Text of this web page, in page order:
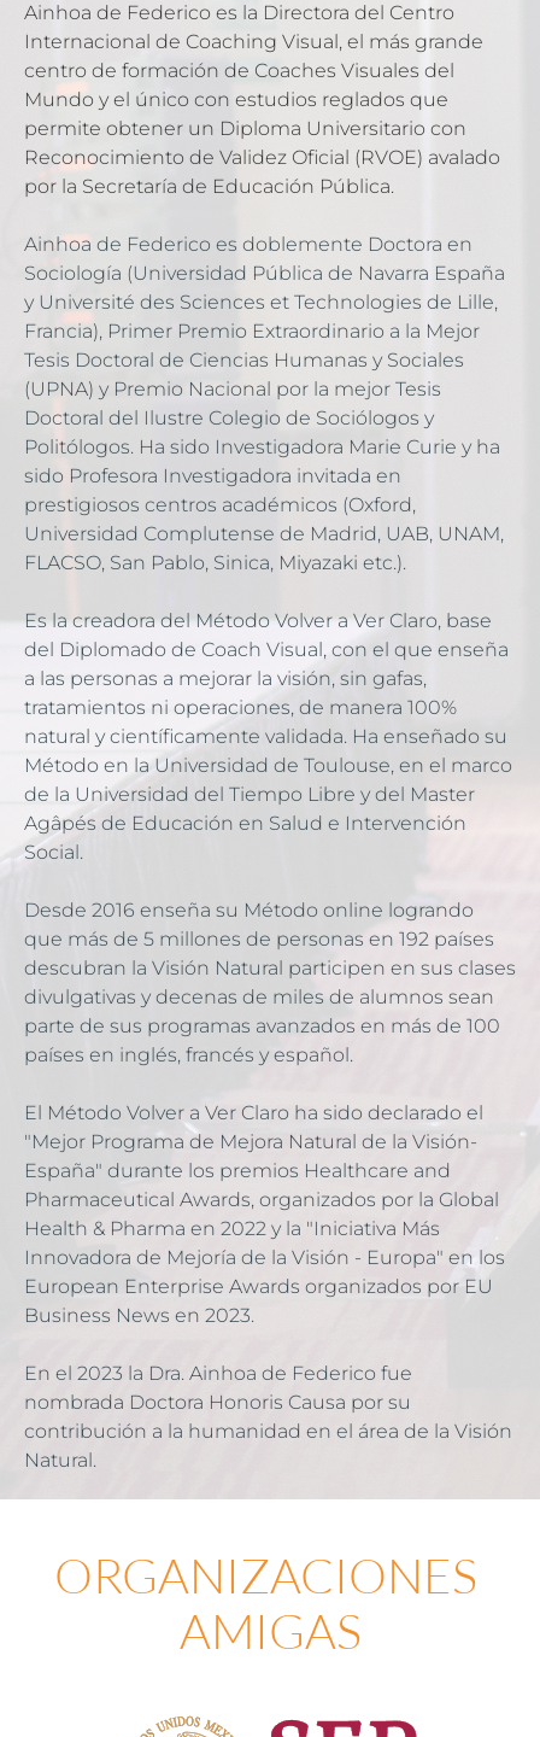
Ainhoa de Federico es la Directora del Centro
Internacional de Coaching Visual, el más grande
centro de formación de Coaches Visuales del
Mundo y el único con estudios reglados que
permite obtener un Diploma Universitario con
Reconocimiento de Validez Oficial (RVOE) avalado
por la Secretaría de Educación Pública.
Ainhoa de Federico es doblemente Doctora en
Sociología (Universidad Pública de Navarra España
y Université des Sciences et Technologies de Lille,
Francia), Primer Premio Extraordinario a la Mejor
Tesis Doctoral de Ciencias Humanas y Sociales
(UPNA) y Premio Nacional por la mejor Tesis
Doctoral del Ilustre Colegio de Sociólogos y
Politólogos. Ha sido Investigadora Marie Curie y ha
sido Profesora Investigadora invitada en
prestigiosos centros académicos (Oxford,
Universidad Complutense de Madrid, UAB, UNAM,
FLACSO, San Pablo, Sinica, Miyazaki etc.).
Es la creadora del Método Volver a Ver Claro, base
del Diplomado de Coach Visual, con el que enseña
a las personas a mejorar la visión, sin gafas,
tratamientos ni operaciones, de manera 100%
natural y científicamente validada. Ha enseñado su
Método en la Universidad de Toulouse, en el marco
de la Universidad del Tiempo Libre y del Master
Agâpés de Educación en Salud e Intervención
Social.
Desde 2016 enseña su Método online logrando
que más de 5 millones de personas en 192 países
descubran la Visión Natural participen en sus clases
divulgativas y decenas de miles de alumnos sean
parte de sus programas avanzados en más de 100
países en inglés, francés y español.
El Método Volver a Ver Claro ha sido declarado el
"Mejor Programa de Mejora Natural de la Visión-
España" durante los premios Healthcare and
Pharmaceutical Awards, organizados por la Global
Health & Pharma en 2022 y la "Iniciativa Más
Innovadora de Mejoría de la Visión - Europa" en los
European Enterprise Awards organizados por EU
Business News en 2023.
En el 2023 la Dra. Ainhoa de Federico fue
nombrada Doctora Honoris Causa por su
contribución a la humanidad en el área de la Visión
Natural.
ORGANIZACIONES
AMIGAS